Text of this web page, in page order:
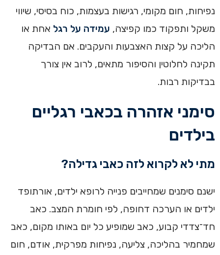
נפיחות, חום מקומי, רגישות בעצמות, כוח בסיסי, שיווי
משקל ותפקוד כמו קפיצה, עמידה על רגל אחת או
הליכה על קצות האצבעות והעקבים. אם הבדיקה
תקינה לחלוטין והסיפור מתאים, לרוב אין צורך
בבדיקות רבות.
סימני אזהרה בכאבי רגליים
בילדים
מתי לא לקרוא לזה כאבי גדילה?
ישנם סימנים שמחייבים פנייה לרופא ילדים, אורתופד
ילדים או הערכה דחופה, לפי חומרת המצב. כאב
חד־צדדי קבוע, כאב שמופיע כל יום באותו מקום, כאב
שמחמיר בהליכה, צליעה, נפיחות מפרקית, אודם, חום